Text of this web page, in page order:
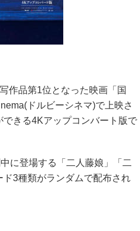
作品第1位となった映画「国
ドルビーシネマ)で上映さ
きる4Kアップコンバート版で
に登場する「二人藤娘」「二
3種類がランダムで配布され